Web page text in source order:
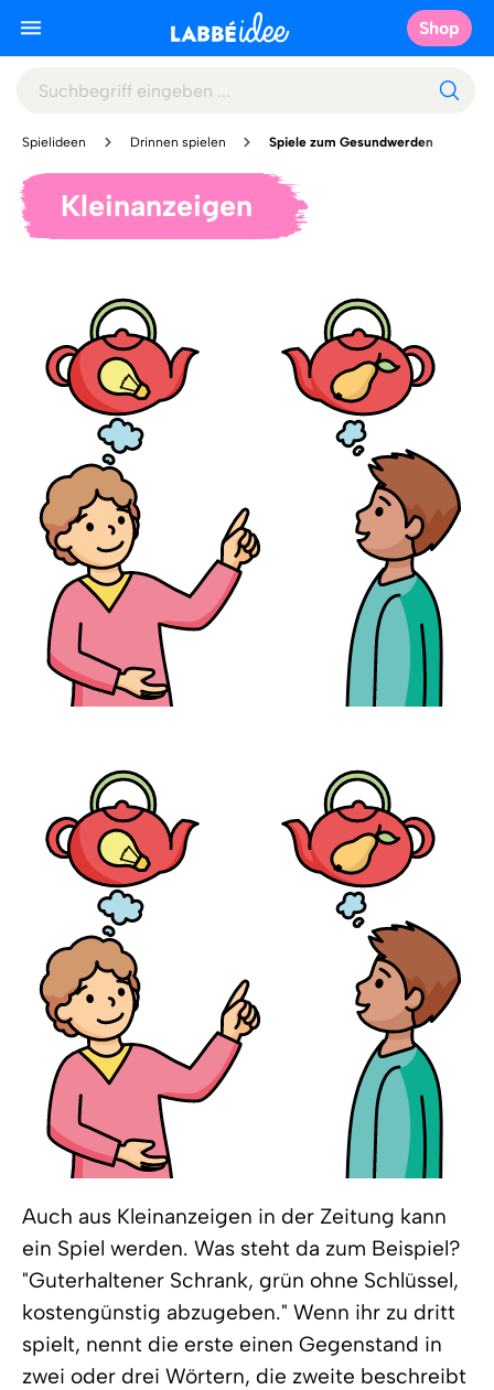
Shop
Spielideen Drinnen spielen Spiele zum Gesundwerden
Kleinanzeigen
Auch aus Kleinanzeigen in der Zeitung kann
ein Spiel werden. Was steht da zum Beispiel?
"Guterhaltener Schrank, grün ohne Schlüssel,
kostengünstig abzugeben." Wenn ihr zu dritt
spielt, nennt die erste einen Gegenstand in
zwei oder drei Wörtern, die zweite beschreibt